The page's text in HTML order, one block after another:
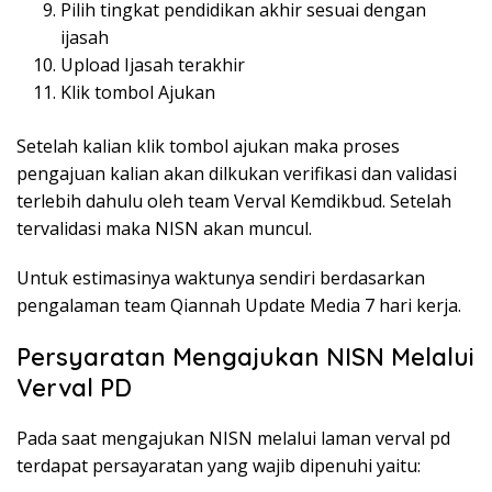
Pilih tingkat pendidikan akhir sesuai dengan
ijasah
Upload Ijasah terakhir
Klik tombol Ajukan
Setelah kalian klik tombol ajukan maka proses
pengajuan kalian akan dilkukan verifikasi dan validasi
terlebih dahulu oleh team Verval Kemdikbud. Setelah
tervalidasi maka NISN akan muncul.
Untuk estimasinya waktunya sendiri berdasarkan
pengalaman team Qiannah Update Media 7 hari kerja.
Persyaratan Mengajukan NISN Melalui
Verval PD
Pada saat mengajukan NISN melalui laman verval pd
terdapat persayaratan yang wajib dipenuhi yaitu: